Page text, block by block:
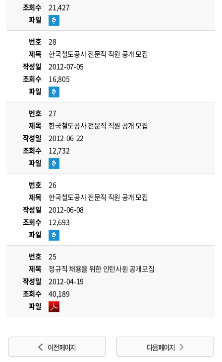
조회수
21,427
파일
번호
28
제목
한국철도공사 전문직 직원 공개 모집
작성일
2012-07-05
조회수
16,805
파일
번호
27
제목
한국철도공사 전문직 직원 공개 모집
작성일
2012-06-22
조회수
12,732
파일
번호
26
제목
한국철도공사 전문직 직원 공개 모집
작성일
2012-06-08
조회수
12,693
파일
번호
25
제목
정규직 채용을 위한 인턴사원 공개모집
작성일
2012-04-19
조회수
40,189
파일
이전 페이지 다음 페이지